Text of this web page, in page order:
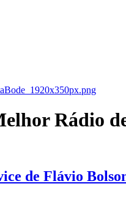
Rádio
de Flávio